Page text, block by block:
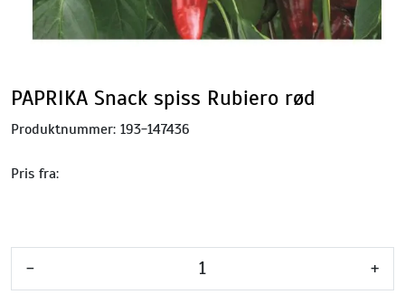
PAPRIKA Snack spiss Rubiero rød
Produktnummer: 193-147436
Pris fra:
- +